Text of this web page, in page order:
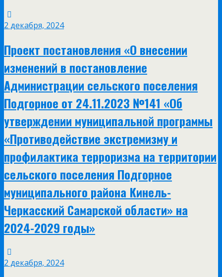
2 декабря, 2024
Проект постановления «О внесении
изменений в постановление
Администрации сельского поселения
Подгорное от 24.11.2023 №141 «Об
утверждении муниципальной программы
«Противодействие экстремизму и
профилактика терроризма на территории
сельского поселения Подгорное
муниципального района Кинель-
Черкасский Самарской области» на
2024-2029 годы»
2 декабря, 2024